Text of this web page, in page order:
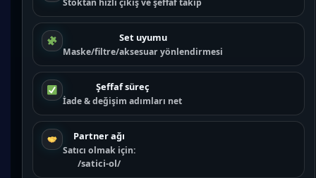
Set uyumu
Maske/filtre/aksesuar yönlendirmesi
Şeffaf süreç
İade & değişim adımları net
Partner ağı
Satıcı olmak için:
/satici-ol/